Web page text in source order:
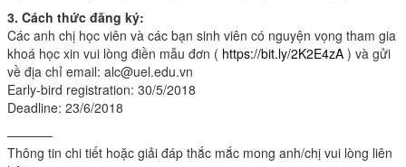
3. Cách thức đăng ký:
Các anh chị học viên và các bạn sinh viên có nguyện vọng tham gia
khoá học xin vui lòng điền mẫu đơn ( https://bit.ly/2K2E4zA ) và gửi
về địa chỉ email: alc@uel.edu.vn
Early-bird registration: 30/5/2018
Deadline: 23/6/2018
———–
Thông tin chi tiết hoặc giải đáp thắc mắc mong anh/chị vui lòng liên